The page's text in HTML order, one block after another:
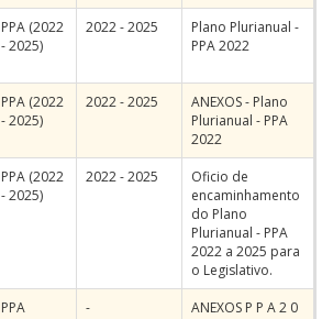
PPA (2022
- 2025)
2022 - 2025
Plano Plurianual -
PPA 2022
PPA (2022
- 2025)
2022 - 2025
ANEXOS - Plano
Plurianual - PPA
2022
PPA (2022
- 2025)
2022 - 2025
Oficio de
encaminhamento
do Plano
Plurianual - PPA
2022 a 2025 para
o Legislativo.
PPA -
ANEXOS P P A 2 0